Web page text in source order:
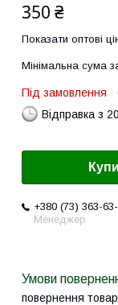
350 ₴
Показати оптові
Мінімальна сума
Під замовлення
Відправка з
+380 (73) 363-
Менеджер
повернення